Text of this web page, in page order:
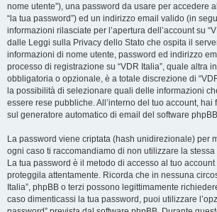
nome utente”), una password da usare per accedere
“la tua password”) ed un indirizzo email valido (in
informazioni rilasciate per l’apertura dell’account su
dalle Leggi sulla Privacy dello Stato che ospita il
informazioni di nome utente, password ed indirizzo
processo di registrazione su “VDR Italia”, quale altra
obbligatoria o opzionale, è a totale discrezione di
la possibilità di selezionare quali delle informazioni
essere rese pubbliche. All’interno del tuo account, hai
sul generatore automatico di email del software
La password viene criptata (hash unidirezionale) per
ogni caso ti raccomandiamo di non utilizzare la
La tua password è il metodo di accesso al tuo account
proteggila attentamente. Ricorda che in nessuna
Italia”, phpBB o terzi possono legittimamente
caso dimenticassi la tua password, puoi utilizzare